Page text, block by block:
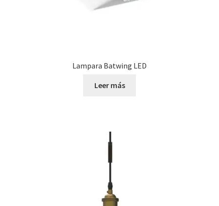
Lampara Batwing LED
Leer más